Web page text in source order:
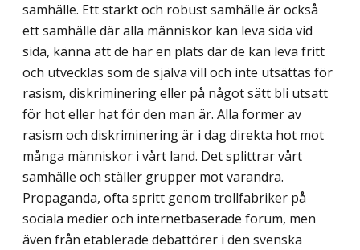
samhälle. Ett starkt och robust samhälle är också
ett samhälle där alla människor kan leva sida vid
sida, känna att de har en plats där de kan leva fritt
och utvecklas som de själva vill och inte utsättas för
rasism, diskriminering eller på något sätt bli utsatt
för hot eller hat för den man är. Alla former av
rasism och diskriminering är i dag direkta hot mot
många människor i vårt land. Det splittrar vårt
samhälle och ställer grupper mot varandra.
Propaganda, ofta spritt genom trollfabriker på
sociala medier och internetbaserade forum, men
även från etablerade debattörer i den svenska